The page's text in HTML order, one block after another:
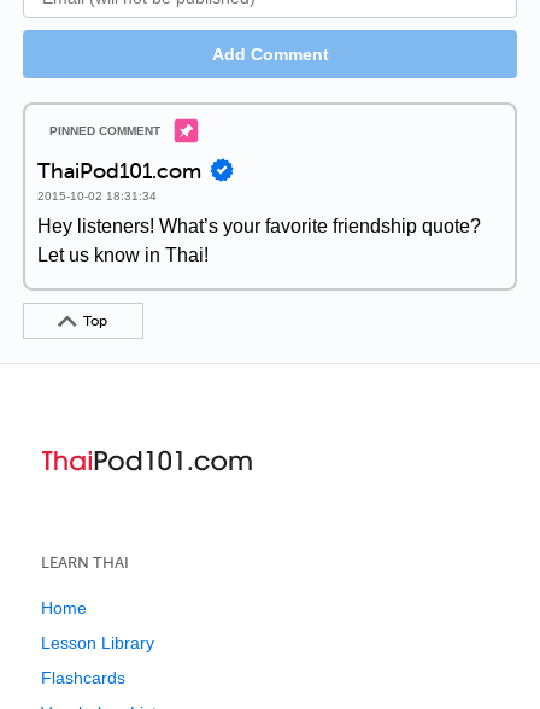
Add Comment
ThaiPod101.com
2015-10-02 18:31:34
Hey listeners! What’s your favorite friendship quote?
Let us know in Thai!
Top
LEARN THAI
Home
Lesson Library
Flashcards